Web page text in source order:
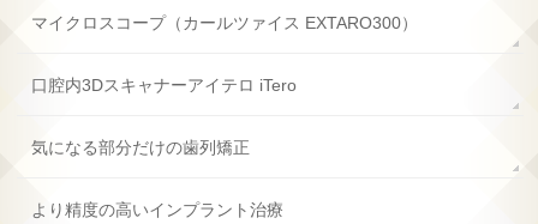
マイクロスコープ（カールツァイス EXTARO300）
口腔内3Dスキャナーアイテロ iTero
気になる部分だけの歯列矯正
より精度の高いインプラント治療